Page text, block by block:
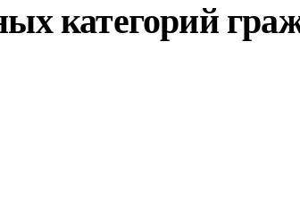
категорий